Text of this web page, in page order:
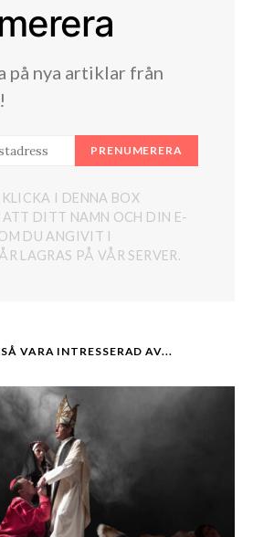
på nya artiklar från
PRENUMERERA
I DENNA BOX
ATT DITT NAMN OCH DIN E-
DU ANGIVIT I
LAGRAS PÅ VÅR SERVER.
VARA INTRESSERAD AV...